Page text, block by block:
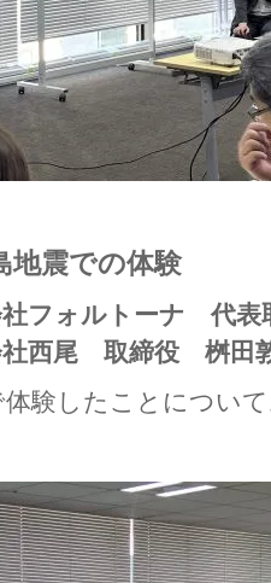
地震での体験
フォルトーナ 代
西尾 取締役 桝田
体験したことについ